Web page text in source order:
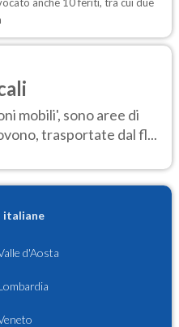
mobili', sono aree di
trasportate dal fl...
italiane
d'Aosta